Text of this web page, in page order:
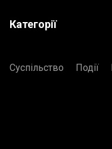
Категорії
Суспільство Події